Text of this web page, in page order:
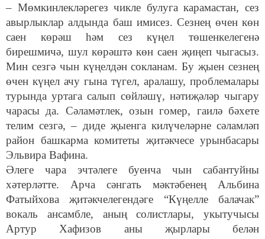
– Мөмкинлекләрегез чикле булуга карамастан, сез
авырлыклар алдында баш имисез. Сезнең өчен көн
саен көрәш һәм сез күңел төшенкелегенә
бирешмичә, шул көрәштә көн саен җиңеп чыгасыз.
Мин сезгә чын күңелдән сокланам. Бу җыен сезнең
өчен күңел ачу гына түгел, аралашу, проблемалары
турында уртага салып сөйләшү, нәтиҗәләр чыгару
чарасы да. Сәламәтлек, озын гомер, гаилә бәхете
телим сезгә, – диде җыенга килүчеләрне сәламләп
район башкарма комитеты җитәкчесе урынбасары
Эльвира Вафина.
Әлеге чара эчтәлеге буенча чын сабантуйны
хәтерләтте. Арча сәнгать мәктәбенең Альбина
Фатыйхова җитәкчелегендәге “Күңелле балачак”
вокаль ансамбле, аның солистлары, укытучысы
Артур Хафизов аны җырлары белән